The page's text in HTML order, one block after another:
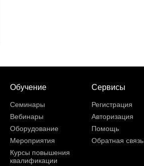
Обучение
Семинары
Вебинары
Оборудование
Мероприятия
Курсы повышения
квалификации
Сервисы
Регистрация
Авторизация
Помощь
Обратная связь